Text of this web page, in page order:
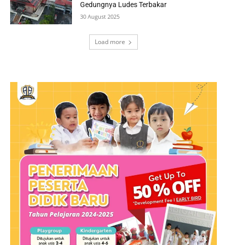
Gedungnya Ludes Terbakar
30 August 2025
Load more